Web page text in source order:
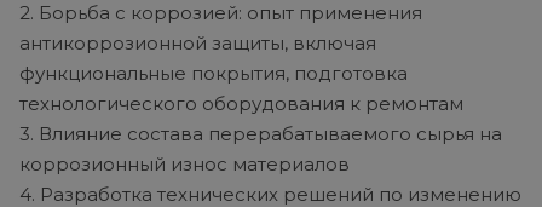
2. Борьба с коррозией: опыт применения
антикоррозионной защиты, включая
функциональные покрытия, подготовка
технологического оборудования к ремонтам
3. Влияние состава перерабатываемого сырья на
коррозионный износ материалов
4. Разработка технических решений по изменению